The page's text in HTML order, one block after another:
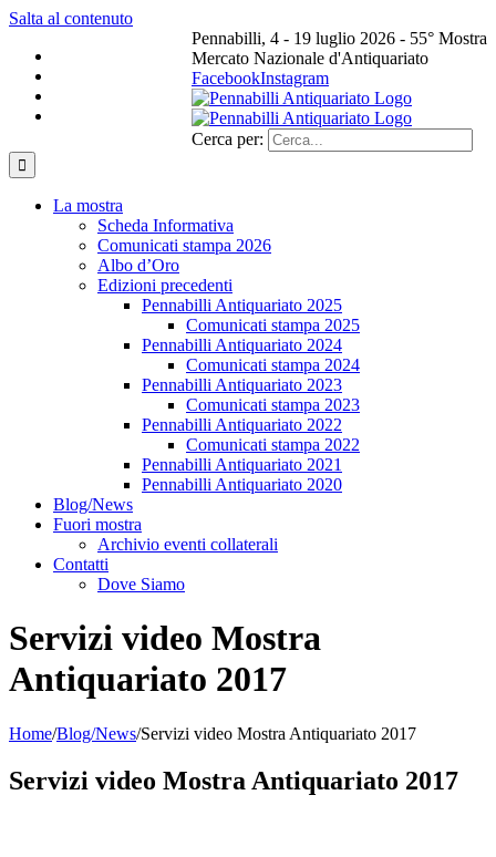
Salta al contenuto
Pennabilli, 4 - 19 luglio 2026 - 55° Mostra
Mercato Nazionale d'Antiquariato
FacebookInstagram
Cerca per:
La mostra
Scheda Informativa
Comunicati stampa 2026
Albo d’Oro
Edizioni precedenti
Pennabilli Antiquariato 2025
Comunicati stampa 2025
Pennabilli Antiquariato 2024
Comunicati stampa 2024
Pennabilli Antiquariato 2023
Comunicati stampa 2023
Pennabilli Antiquariato 2022
Comunicati stampa 2022
Pennabilli Antiquariato 2021
Pennabilli Antiquariato 2020
Blog/News
Fuori mostra
Archivio eventi collaterali
Contatti
Dove Siamo
Servizi video Mostra
Antiquariato 2017
Home/Blog/News/Servizi video Mostra Antiquariato 2017
Servizi video Mostra Antiquariato 2017